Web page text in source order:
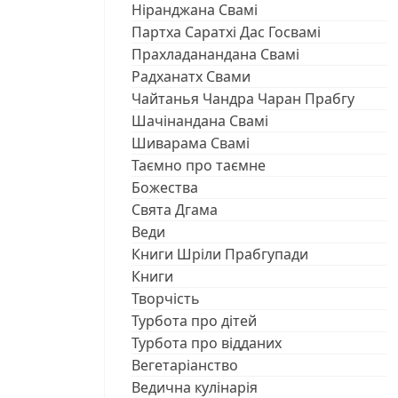
Ніранджана Свамі
Партха Саратхі Дас Госвамі
Прахладанандана Свамі
Радханатх Свами
Чайтанья Чандра Чаран Прабгу
Шачінандана Свамі
Шиварама Свамі
Таємно про таємне
Божества
Свята Дгама
Веди
Книги Шріли Прабгупади
Книги
Творчість
Турбота про дітей
Турбота про відданих
Вегетаріанство
Ведична кулінарія